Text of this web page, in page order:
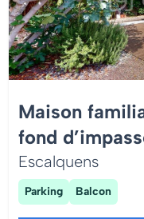
Maison
fond
Escalquens
Parking Balcon